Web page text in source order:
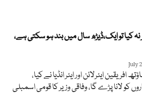
کیا تو ایک،ڈیڑھ سال میں بند ہو سکتی ہے،
July
ایئرلائن اور ایئر انڈیا نے کیا،
کو لانا پڑے گا، وفاقی وزیر کا قومی اسمبلی